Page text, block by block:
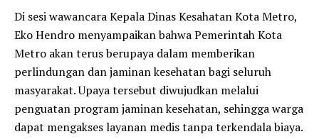
Di sesi wawancara Kepala Dinas Kesahatan Kota Metro,
Eko Hendro menyampaikan bahwa Pemerintah Kota
Metro akan terus berupaya dalam memberikan
perlindungan dan jaminan kesehatan bagi seluruh
masyarakat. Upaya tersebut diwujudkan melalui
penguatan program jaminan kesehatan, sehingga warga
dapat mengakses layanan medis tanpa terkendala biaya.